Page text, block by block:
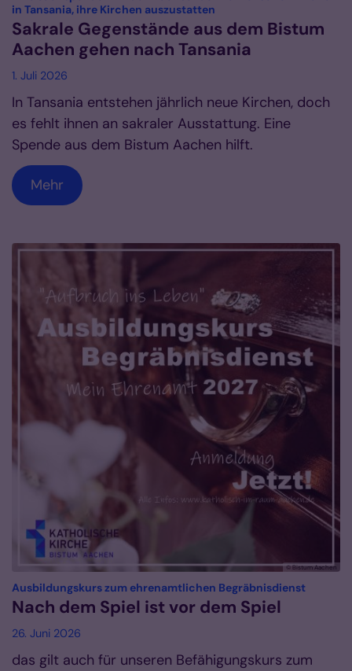
in Tansania, ihre Kirchen auszustatten
Sakrale Gegenstände aus dem Bistum
Aachen gehen nach Tansania
1. Juli 2026
In Tansania entstehen jährlich neue Kirchen, doch
es fehlt ihnen an sakraler Ausstattung. Eine
Spende aus dem Bistum Aachen hilft.
Mehr
© Bistum Aachen
Ausbildungskurs zum ehrenamtlichen Begräbnisdienst:
Nach dem Spiel ist vor dem Spiel
26. Juni 2026
das gilt auch für unseren Befähigungskurs zum